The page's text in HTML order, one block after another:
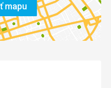
mapu